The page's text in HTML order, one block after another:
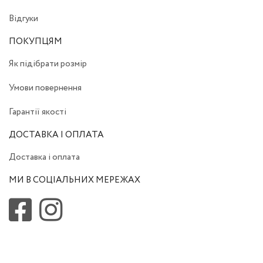
Відгуки
ПОКУПЦЯМ
Як підібрати розмір
Умови повернення
Гарантії якості
ДОСТАВКА І ОПЛАТА
Доставка і оплата
МИ В СОЦІАЛЬНИХ МЕРЕЖАХ